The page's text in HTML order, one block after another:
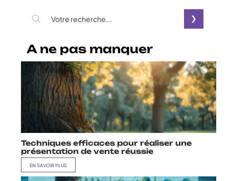
A ne pas manquer
Techniques efficaces pour réaliser une
présentation de vente réussie
EN SAVOIR PLUS